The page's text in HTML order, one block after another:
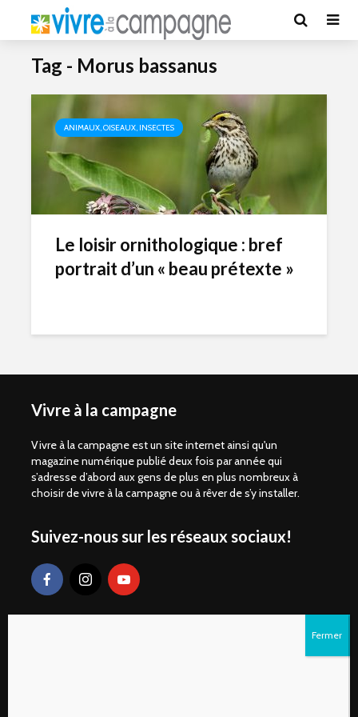
Tag - Morus bassanus
ANIMAUX, OISEAUX, INSECTES
Le loisir ornithologique : bref
portrait d’un « beau prétexte »
Vivre à la campagne
Vivre à la campagne est un site internet ainsi qu'un
magazine numérique publié deux fois par année qui
s’adresse d’abord aux gens de plus en plus nombreux à
choisir de vivre à la campagne ou à rêver de s’y installer.
Suivez-nous sur les réseaux sociaux!